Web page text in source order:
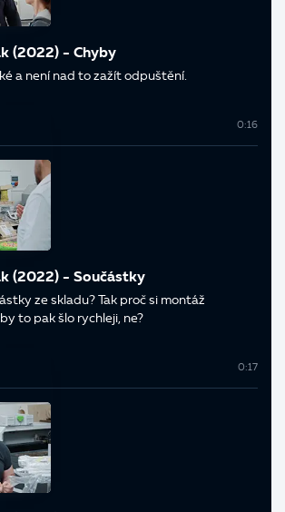
(2022) - Chyby
a není nad to zažít odpuštění.
0:16
(2022) - Součástky
ze skladu? Tak proč si montáž
to pak šlo rychleji, ne?
0:17